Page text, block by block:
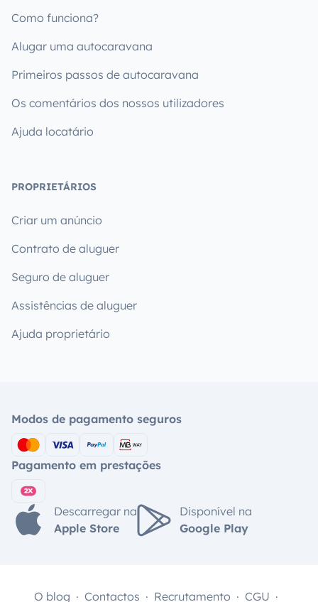
Como funciona?
Alugar uma autocaravana
Primeiros passos de autocaravana
Os comentários dos nossos utilizadores
Ajuda locatário
PROPRIETÁRIOS
Criar um anúncio
Contrato de aluguer
Seguro de aluguer
Assistências de aluguer
Ajuda proprietário
Modos de pagamento seguros
Pagamento em prestações
Descarregar na
Apple Store
Disponível na
Google Play
O blog Contactos Recrutamento CGU